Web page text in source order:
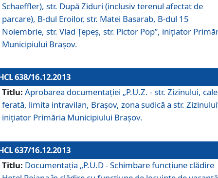
Schaeffler), str. După Ziduri (inclusiv terenul afectat de
parcare), B-dul Eroilor, str. Matei Basarab, B-dul 15
Noiembrie, str. Vlad Ţepeş, str. Pictor Pop”, iniţiator
Municipiului Braşov.
638/16.12.2013
Titlu: Aprobarea documentaţiei „P.U.Z. - str. Zizinului,
ferată, limita intravilan, Braşov, zona sudică a str.
iniţiator Primăria Municipiului Braşov.
637/16.12.2013
Titlu: Documentaţia „P.U.D - Schimbare funcţiune clădire